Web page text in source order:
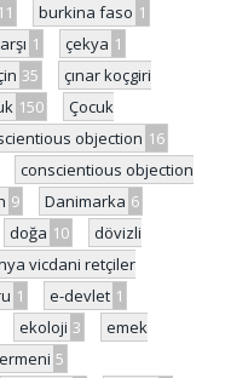
11 burkina faso 1
1 çekya 1
35
çınar koçgiri
150
Çocuk
objection 16
conscientious objection
9 Danimarka 6
doğa 10
dövizli
vicdani retçiler
1 e-devlet 1
ekoloji 3
emek
ermeni 5